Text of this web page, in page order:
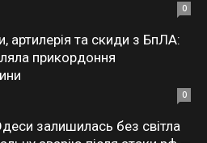
0
артилерія та скиди з БпЛА:
прикордоння
0
залишилась без світла